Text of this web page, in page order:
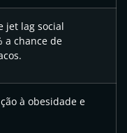
jet lag social
a chance de
à obesidade e